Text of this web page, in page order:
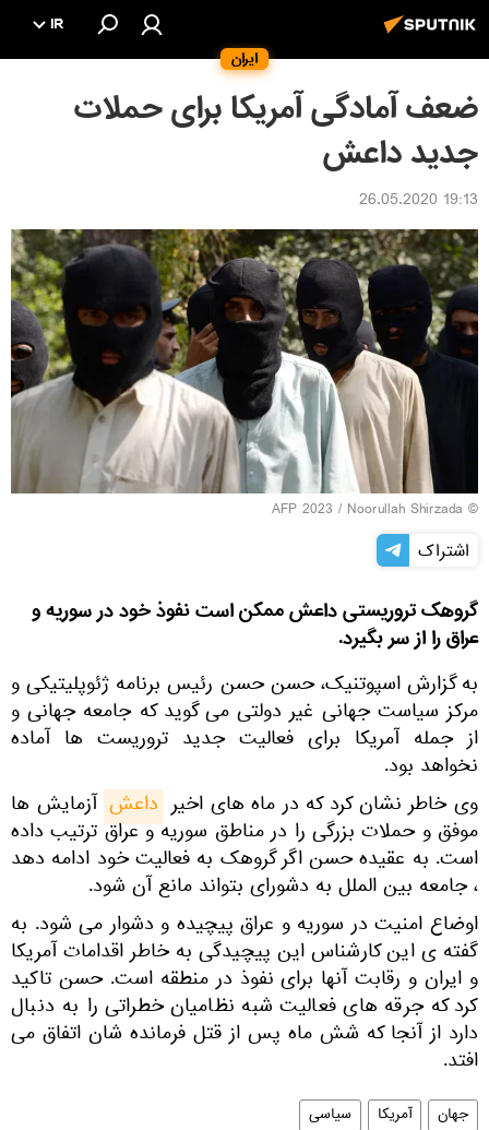
ایران
IR
ضعف آمادگی آمریکا برای حملات
جدید داعش
19:13 26.05.2020
© AFP 2023 / Noorullah Shirzada
اشتراک
گروهک تروریستی داعش ممکن است نفوذ خود در سوریه و
عراق را از سر بگیرد.
به گزارش اسپوتنیک، حسن حسن رئیس برنامه ژئوپلیتیکی و
مرکز سیاست جهانی غیر دولتی می گوید که جامعه جهانی و
از جمله آمریکا برای فعالیت جدید تروریست ها آماده
نخواهد بود.
وی خاطر نشان کرد که در ماه های اخیر داعش آزمایش ها
موفق و حملات بزرگی را در مناطق سوریه و عراق ترتیب داده
است. به عقیده حسن اگر گروهک به فعالیت خود ادامه دهد
، جامعه بین الملل به دشورای بتواند مانع آن شود.
اوضاع امنیت در سوریه و عراق پیچیده و دشوار می شود. به
گفته ی این کارشناس این پیچیدگی به خاطر اقدامات آمریکا
و ایران و رقابت آنها برای نفوذ در منطقه است. حسن تاکید
کرد که جرقه های فعالیت شبه نظامیان خطراتی را به دنبال
دارد از آنجا که شش ماه پس از قتل فرمانده شان اتفاق می
افتد.
جهان آمریکا سیاسی